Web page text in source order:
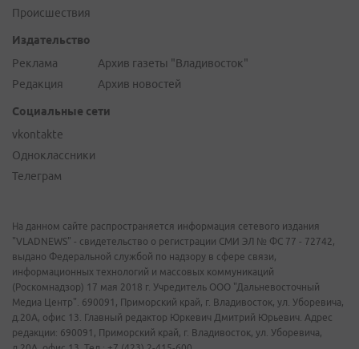
Происшествия
Издательство
Реклама
Редакция
Архив газеты "Владивосток"
Архив новостей
Социальные сети
vkontakte
Одноклассники
Телеграм
На данном сайте распространяется информация сетевого издания
"VLADNEWS" - свидетельство о регистрации СМИ ЭЛ № ФС 77 - 72742,
выдано Федеральной службой по надзору в сфере связи,
информационных технологий и массовых коммуникаций
(Роскомнадзор) 17 мая 2018 г. Учредитель ООО "Дальневосточный
Медиа Центр". 690091, Приморский край, г. Владивосток, ул. Уборевича,
д.20А, офис 13. Главный редактор Юркевич Дмитрий Юрьевич. Адрес
редакции: 690091, Приморский край, г. Владивосток, ул. Уборевича,